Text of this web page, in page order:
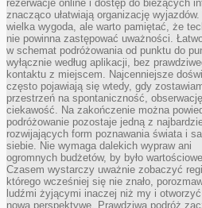
rezerwacje online i dostęp do bieżących
znacząco ułatwiają organizację wyjazdów.
wielka wygoda, ale warto pamiętać, że
nie powinna zastępować uważności.
w schemat podróżowania od punktu do
wyłącznie według aplikacji, bez
kontaktu z miejscem. Najcenniejsze
często pojawiają się wtedy, gdy
przestrzeń na spontaniczność,
ciekawość. Na zakończenie można
podróżowanie pozostaje jedną z
rozwijających form poznawania świata i
siebie. Nie wymaga dalekich wypraw ani
ogromnych budżetów, by było
Czasem wystarczy uważnie zobaczyć
którego wcześniej się nie znało,
ludźmi żyjącymi inaczej niż my i
nową perspektywę. Prawdziwa podróż